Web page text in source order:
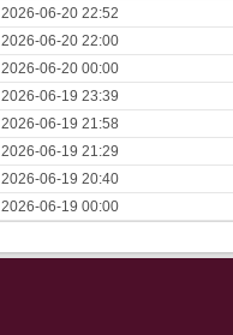
2026-06-20 22:52
2026-06-20 22:00
2026-06-20 00:00
2026-06-19 23:39
2026-06-19 21:58
2026-06-19 21:29
2026-06-19 20:40
2026-06-19 00:00